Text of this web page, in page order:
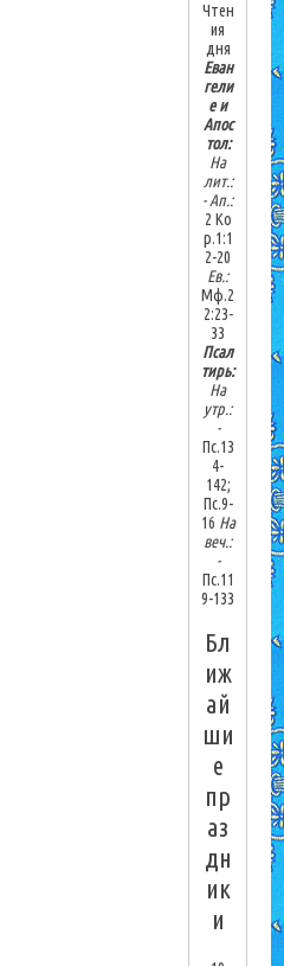
Чтен
ия
дня
Еван
гели
е и
Апос
тол:
На
лит.:
-Ап.:
2 Ко
р.1:1
2-20
Ев.:
Мф.2
2:23-
33
Псал
тирь:
На
утр.:
-
Пс.13
4-
142;
Пс.9-
16 На
веч.:
-
Пс.11
9-133
Бл
иж
ай
ши
е
пр
аз
дн
ик
и